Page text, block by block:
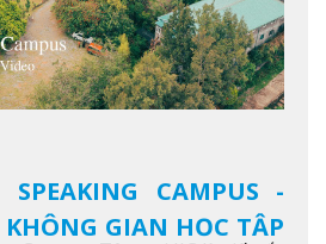
SPEAKING CAMPUS -
GIAN HỌC TẬP